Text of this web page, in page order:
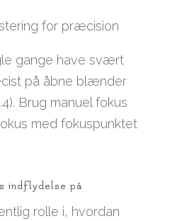
for præcision
gange have svært
på åbne blænder
Brug manuel fokus
med fokuspunktet
indflydelse på
rolle i, hvordan